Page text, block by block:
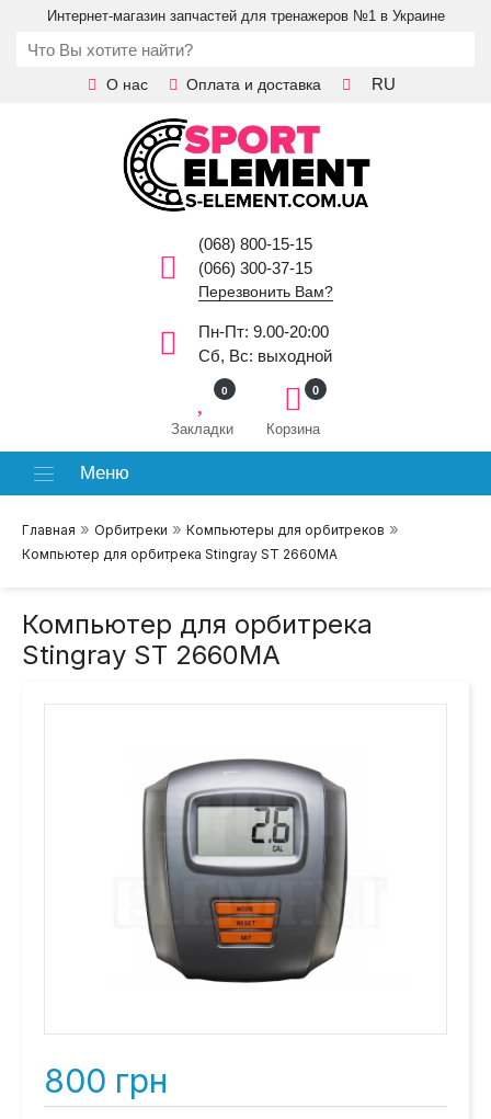
Интернет-магазин запчастей для тренажеров №1 в Украине
О нас Оплата и доставка RU
(068) 800-15-15
(066) 300-37-15
Перезвонить Вам?
Пн-Пт: 9.00-20:00
Сб, Вс: выходной
Закладки
0
Корзина
0
Меню
Главная » Орбитреки » Компьютеры для орбитреков »
Компьютер для орбитрека Stingray ST 2660MA
Компьютер для орбитрека
Stingray ST 2660MA
800 грн